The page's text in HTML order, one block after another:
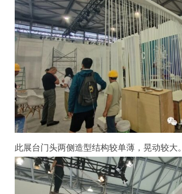
此展台门头两侧造型结构较单薄，晃动较大。